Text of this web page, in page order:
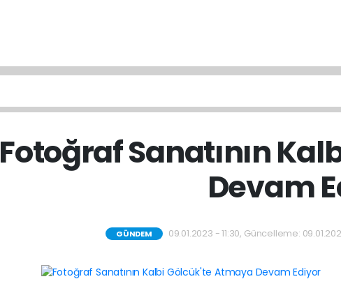
Fotoğraf Sanatının
Devam
GÜNDEM 09.01.2023 - 11:30, Güncelleme: